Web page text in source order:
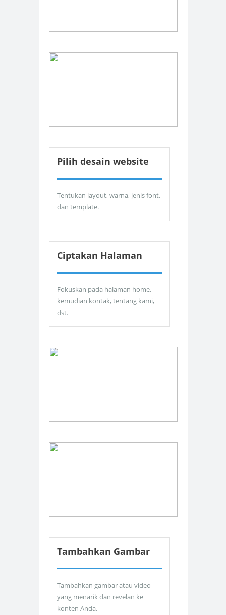
Pilih desain website
Tentukan layout, warna, jenis font,
dan template.
Ciptakan Halaman
Fokuskan pada halaman home,
kemudian kontak, tentang kami,
dst.
Tambahkan Gambar
Tambahkan gambar atau video
yang menarik dan revelan ke
konten Anda.